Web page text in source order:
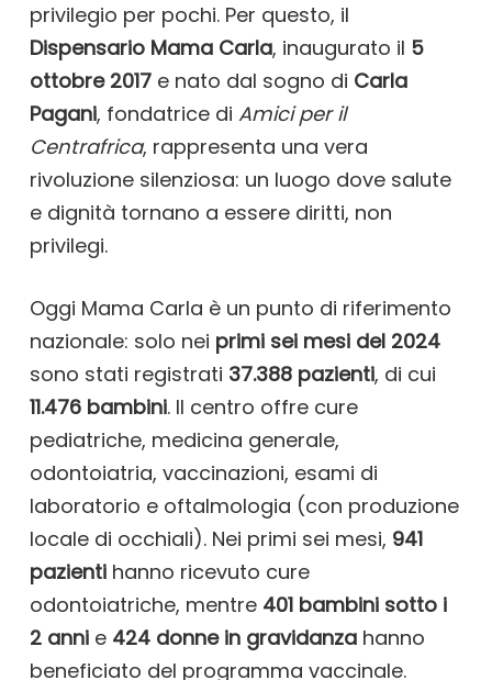
privilegio per pochi. Per questo, il
Dispensario Mama Carla, inaugurato il 5
ottobre 2017e nato dal sogno di Carla
Pagani, fondatrice di Amici per il
Centrafrica, rappresenta una vera
rivoluzione silenziosa: un luogo dove salute
e dignità tornano a essere diritti, non
privilegi.
Oggi Mama Carla è un punto di riferimento
nazionale: solo nei primi sei mesi del 2024
sono stati registrati 37.388 pazienti, di cui
11.476 bambini. Il centro offre cure
pediatriche, medicina generale,
odontoiatria, vaccinazioni, esami di
laboratorio e oftalmologia (con produzione
locale di occhiali). Nei primi sei mesi, 941
pazientihanno ricevuto cure
odontoiatriche, mentre 401 bambini sotto i
2 annie 424 donne in gravidanzahanno
beneficiato del programma vaccinale.